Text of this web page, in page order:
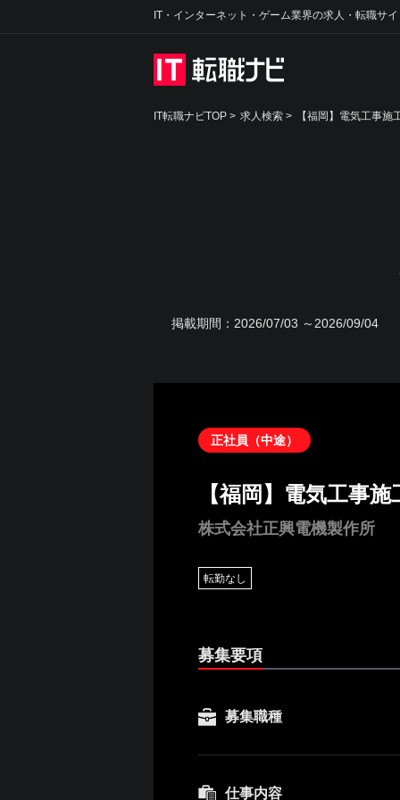
IT・インターネット・ゲーム業界の求人・転職サ
IT転職ナビTOP > 求人検索 > 【福岡】電気工事施
掲載期間： 2026/07/03 ～2026/09/04
正社員（中途）
【福岡】電気工事施
株式会社正興電機製作所
転勤なし
募集要項
募集職種
仕事内容